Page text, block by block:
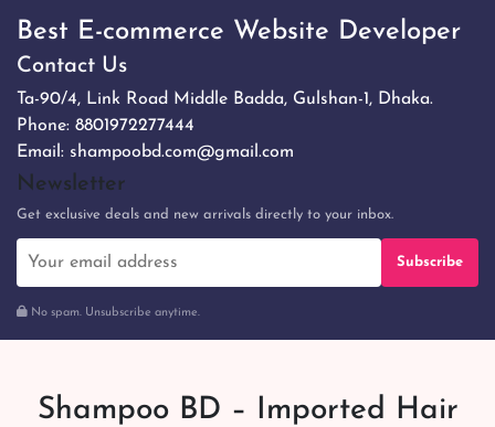
Best E-commerce Website Developer
Contact Us
Ta-90/4, Link Road Middle Badda, Gulshan-1, Dhaka.
Phone: 8801972277444
Email: shampoobd.com@gmail.com
Newsletter
Get exclusive deals and new arrivals directly to your inbox.
Subscribe
No spam. Unsubscribe anytime.
Shampoo BD – Imported Hair